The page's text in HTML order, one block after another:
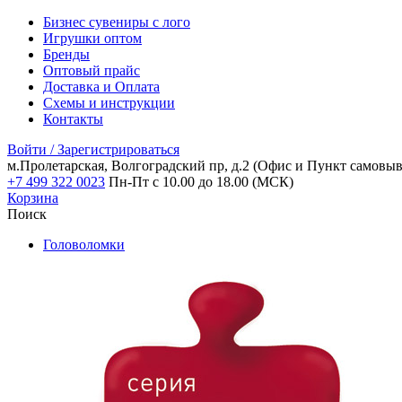
Бизнес сувениры с лого
Игрушки оптом
Бренды
Оптовый прайс
Доставка и Оплата
Схемы и инструкции
Контакты
Войти / Зарегистрироваться
м.Пролетарская, Волгоградский пр, д.2 (Офис и Пункт
+7 499 322 0023 Пн-Пт с 10.00 до 18.00 (МСК)
Корзина
Поиск
Головоломки